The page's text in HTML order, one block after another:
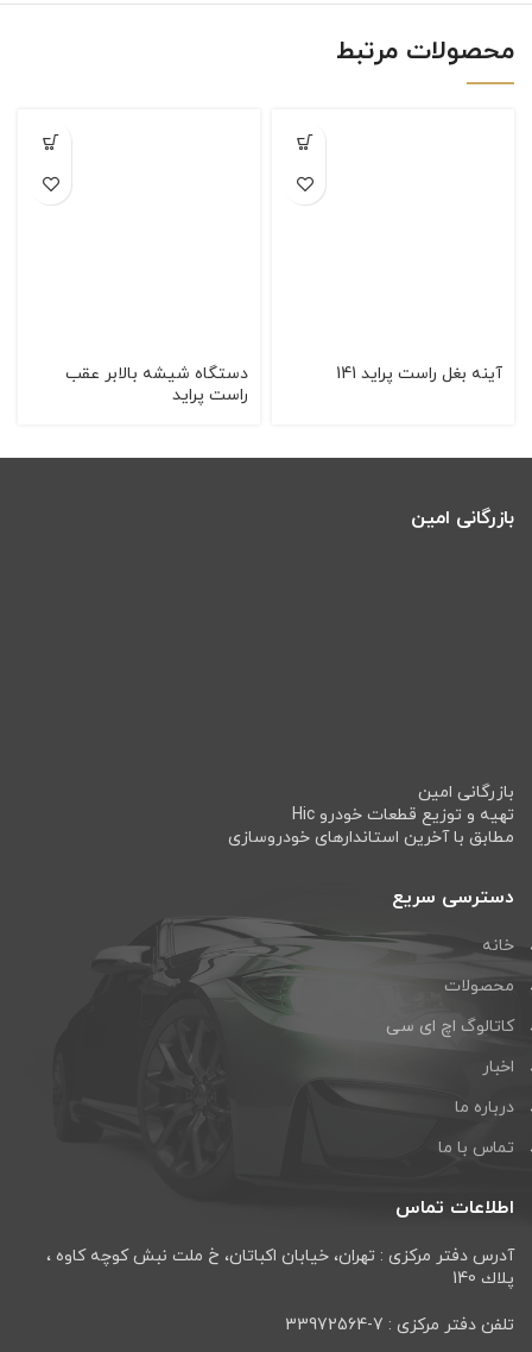
محصولات مرتبط
آینه بغل راست پراید 141
دستگاه شیشه بالابر عقب
راست پراید
بازرگانی امین
بازرگانی امین
تهیه و توزیع قطعات خودرو Hic
مطابق با آخرین استاندارهای خودروسازی
دسترسی سریع
خانه
محصولات
کاتالوگ اچ ای سی
اخبار
درباره ما
تماس با ما
اطلاعات تماس
آدرس دفتر مرکزی : تهران، خيابان اكباتان، خ ملت نبش كوچه كاوه ،
پلاك 140
تلفن دفتر مرکزی : 7-33972564